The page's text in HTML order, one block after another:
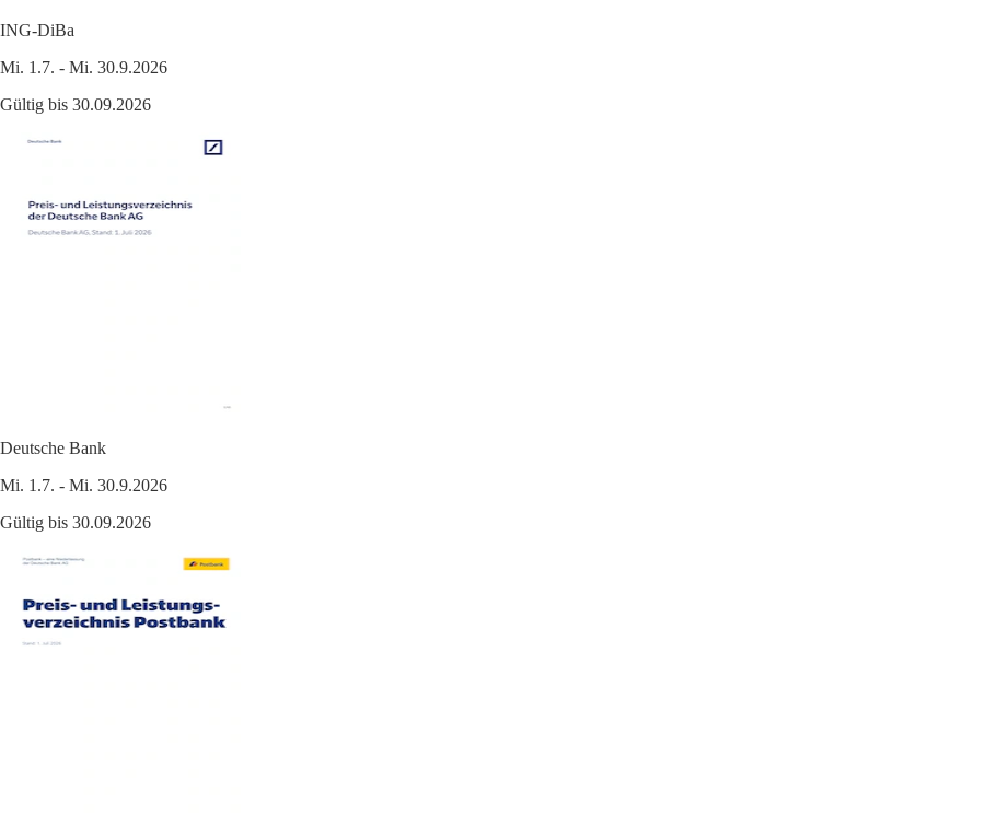
ING-DiBa
Mi. 1.7. - Mi. 30.9.2026
Gültig bis 30.09.2026
Deutsche Bank
Mi. 1.7. - Mi. 30.9.2026
Gültig bis 30.09.2026